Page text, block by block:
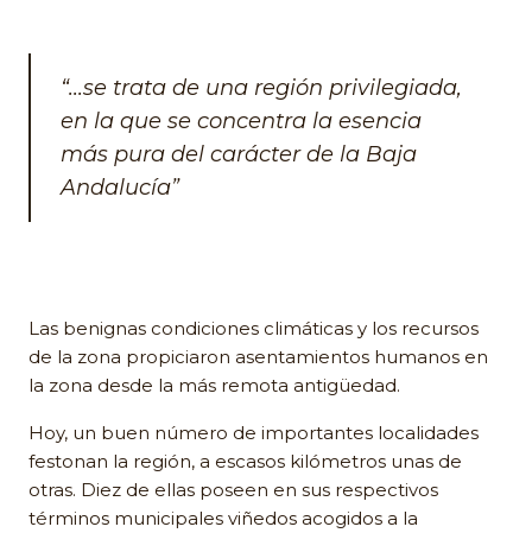
“...se trata de una región privilegiada,
en la que se concentra la esencia
más pura del carácter de la Baja
Andalucía”
Las benignas condiciones climáticas y los recursos
de la zona propiciaron asentamientos humanos en
la zona desde la más remota antigüedad.
Hoy, un buen número de importantes localidades
festonan la región, a escasos kilómetros unas de
otras. Diez de ellas poseen en sus respectivos
términos municipales viñedos acogidos a la